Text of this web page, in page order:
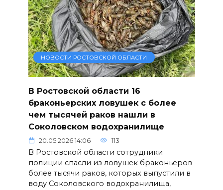
НОВОСТИ РОСТОВСКОЙ ОБЛАСТИ
В Ростовской области 16
браконьерских ловушек с более
чем тысячей раков нашли в
Соколовском водохранилище
20.05.2026 14:06 113
В Ростовской области сотрудники
полиции спасли из ловушек браконьеров
более тысячи раков, которых выпустили в
воду Соколовского водохранилища,